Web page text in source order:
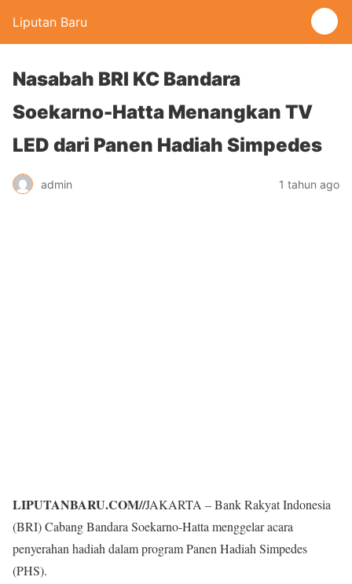
Liputan Baru
Nasabah BRI KC Bandara
Soekarno-Hatta Menangkan TV
LED dari Panen Hadiah Simpedes
admin 1 tahun ago
LIPUTANBARU.COM//JAKARTA – Bank Rakyat Indonesia
(BRI) Cabang Bandara Soekarno-Hatta menggelar acara
penyerahan hadiah dalam program Panen Hadiah Simpedes
(PHS).